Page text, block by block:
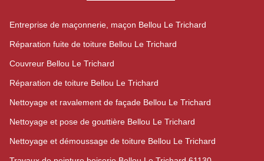
Entreprise de maçonnerie, maçon Bellou Le Trichard
Réparation fuite de toiture Bellou Le Trichard
Couvreur Bellou Le Trichard
Réparation de toiture Bellou Le Trichard
Nettoyage et ravalement de façade Bellou Le Trichard
Nettoyage et pose de gouttière Bellou Le Trichard
Nettoyage et démoussage de toiture Bellou Le Trichard